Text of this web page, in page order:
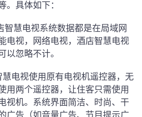
。具体如下：
智慧电视系统数据都是在局域网
电视，网络电视，酒店智慧电视
以忽略不计。
电视使用原有电视机遥控器，无
用两个遥控器，让住客只需使用
视机。系统界面简洁、时尚、干